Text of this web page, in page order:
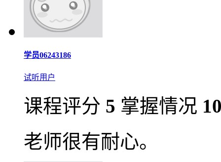
学员06243186
试听用户
课程评分 5 掌握情况
老师很有耐心。